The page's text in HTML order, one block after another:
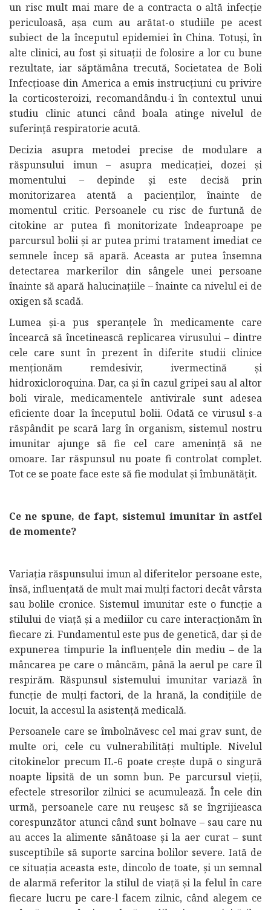
un risc mult mai mare de a contracta o altă infecție
periculoasă, așa cum au arătat-o studiile pe acest
subiect de la începutul epidemiei în China. Totuși, în
alte clinici, au fost și situații de folosire a lor cu bune
rezultate, iar săptămâna trecută, Societatea de Boli
Infecțioase din America a emis instrucțiuni cu privire
la corticosteroizi, recomandându-i în contextul unui
studiu clinic atunci când boala atinge nivelul de
suferință respiratorie acută.
Decizia asupra metodei precise de modulare a
răspunsului imun – asupra medicației, dozei și
momentului – depinde și este decisă prin
monitorizarea atentă a pacienților, înainte de
momentul critic. Persoanele cu risc de furtună de
citokine ar putea fi monitorizate îndeaproape pe
parcursul bolii și ar putea primi tratament imediat ce
semnele încep să apară. Aceasta ar putea însemna
detectarea markerilor din sângele unei persoane
înainte să apară halucinațiile – înainte ca nivelul ei de
oxigen să scadă.
Lumea și-a pus speranțele în medicamente care
încearcă să încetinească replicarea virusului – dintre
cele care sunt în prezent în diferite studii clinice
menționăm remdesivir, ivermectină și
hidroxicloroquina. Dar, ca și în cazul gripei sau al altor
boli virale, medicamentele antivirale sunt adesea
eficiente doar la începutul bolii. Odată ce virusul s-a
răspândit pe scară larg în organism, sistemul nostru
imunitar ajunge să fie cel care amenință să ne
omoare. Iar răspunsul nu poate fi controlat complet.
Tot ce se poate face este să fie modulat și îmbunătățit.
Ce ne spune, de fapt, sistemul imunitar în astfel
de momente?
Variația răspunsului imun al diferitelor persoane este,
însă, influențată de mult mai mulți factori decât vârsta
sau bolile cronice. Sistemul imunitar este o funcție a
stilului de viață și a mediilor cu care interacționăm în
fiecare zi. Fundamentul este pus de genetică, dar și de
expunerea timpurie la influențele din mediu – de la
mâncarea pe care o mâncăm, până la aerul pe care îl
respirăm. Răspunsul sistemului imunitar variază în
funcție de mulți factori, de la hrană, la condițiile de
locuit, la accesul la asistență medicală.
Persoanele care se îmbolnăvesc cel mai grav sunt, de
multe ori, cele cu vulnerabilități multiple. Nivelul
citokinelor precum IL-6 poate crește după o singură
noapte lipsită de un somn bun. Pe parcursul vieții,
efectele stresorilor zilnici se acumulează. În cele din
urmă, persoanele care nu reușesc să se îngrijieasca
corespunzător atunci când sunt bolnave – sau care nu
au acces la alimente sănătoase și la aer curat – sunt
susceptibile să suporte sarcina bolilor severe. Iată de
ce situația aceasta este, dincolo de toate, și un semnal
de alarmă referitor la stilul de viață și la felul în care
fiecare lucru pe care-l facem zilnic, când alegem ce